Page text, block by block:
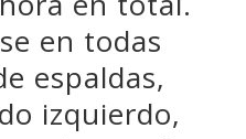
en todas
espaldas,
izquierdo,